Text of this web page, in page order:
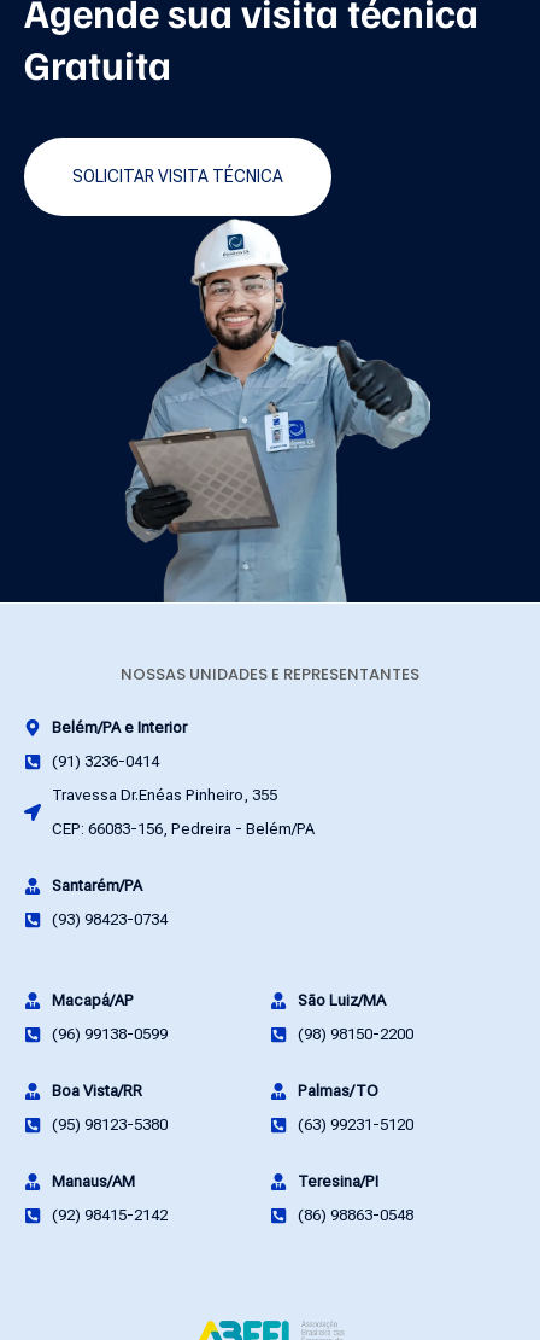
Agende sua visita técnica
Gratuita
SOLICITAR VISITA TÉCNICA
NOSSAS UNIDADES E REPRESENTANTES
Belém/PA e Interior
(91) 3236-0414
Travessa Dr.Enéas Pinheiro, 355
CEP: 66083-156, Pedreira - Belém/PA
Santarém/PA
(93) 98423-0734
Macapá/AP
(96) 99138-0599
São Luiz/MA
(98) 98150-2200
Boa Vista/RR
(95) 98123-5380
Palmas/TO
(63) 99231-5120
Manaus/AM
(92) 98415-2142
Teresina/PI
(86) 98863-0548